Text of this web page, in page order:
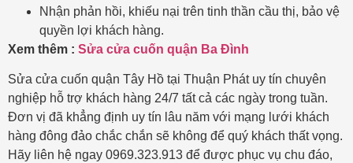
Nhận phản hồi, khiếu nại trên tinh thần cầu thị, bảo vệ
quyền lợi khách hàng.
Xem thêm : Sửa cửa cuốn quận Ba Đình
Sửa cửa cuốn quận Tây Hồ tại Thuận Phát uy tín chuyên
nghiệp hỗ trợ khách hàng 24/7 tất cả các ngày trong tuần.
Đơn vị đã khẳng định uy tín lâu năm với mạng lưới khách
hàng đông đảo chắc chắn sẽ không để quý khách thất vọng.
Hãy liên hệ ngay 0969.323.913 để được phục vụ chu đáo,